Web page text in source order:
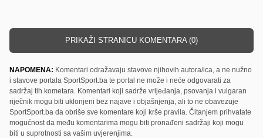
PRIKAŽI STRANICU KOMENTARA (0)
NAPOMENA: Komentari odražavaju stavove njihovih autora/ica, a ne nužno
i stavove portala SportSport.ba te portal ne može i neće odgovarati za
sadržaj tih kometara. Komentari koji sadrže vrijeđanja, psovanja i vulgaran
riječnik mogu biti uklonjeni bez najave i objašnjenja, ali to ne obavezuje
SportSport.ba da obriše sve komentare koji krše pravila. Čitanjem prihvatate
mogućnost da među komentarima mogu biti pronađeni sadržaji koji mogu
biti u suprotnosti sa vašim uvjerenjima.